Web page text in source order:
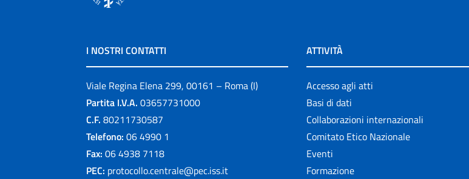
I NOSTRI CONTATTI
Viale Regina Elena 299, 00161 – Roma (I)
Partita I.V.A. 03657731000
C.F. 80211730587
Telefono: 06 4990 1
Fax: 06 4938 7118
PEC: protocollo.centrale@pec.iss.it
ATTIVITÀ
Accesso agli atti
Basi di dati
Collaborazioni internazionali
Comitato Etico Nazionale
Eventi
Formazione